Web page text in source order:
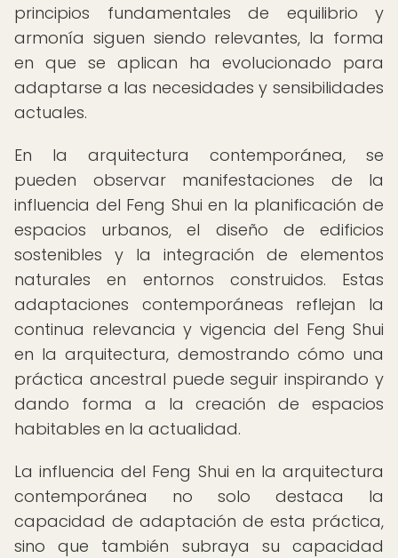
principios fundamentales de equilibrio y
armonía siguen siendo relevantes, la forma
en que se aplican ha evolucionado para
adaptarse a las necesidades y sensibilidades
actuales.
En la arquitectura contemporánea, se
pueden observar manifestaciones de la
influencia del Feng Shui en la planificación de
espacios urbanos, el diseño de edificios
sostenibles y la integración de elementos
naturales en entornos construidos. Estas
adaptaciones contemporáneas reflejan la
continua relevancia y vigencia del Feng Shui
en la arquitectura, demostrando cómo una
práctica ancestral puede seguir inspirando y
dando forma a la creación de espacios
habitables en la actualidad.
La influencia del Feng Shui en la arquitectura
contemporánea no solo destaca la
capacidad de adaptación de esta práctica,
sino que también subraya su capacidad